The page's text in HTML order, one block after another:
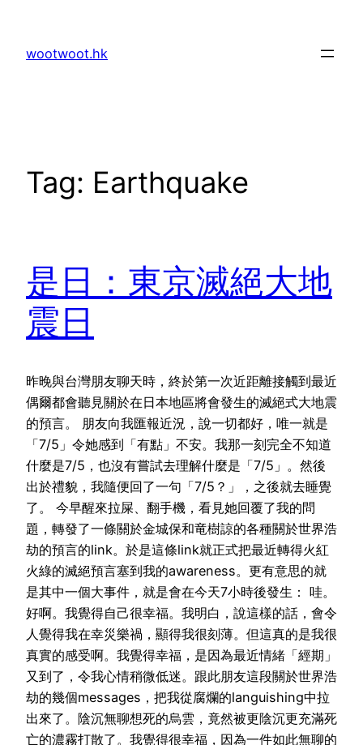
content
wootwoot.hk
Tag: Earthquake
是日：東京滅絕大地
震日
昨晚與台灣朋友聊天時，終於第一次近距離接觸到最近
偶爾都會聽見關於在日本地區將會發生的滅絕式大地震
的預言。 朋友向我匯報近況，說一切都好，唯一就是
「7/5」令她感到「有點」不安。我那一刻完全不知道
什麼是7/5，也沒有嘗試去理解什麼是「7/5」。然後
出於禮貌，我隨便回了一句「7/5？」，之後就去睡覺
了。 今早醒來拉屎、翻手機，看見她回覆了我的問
題，轉發了一條關於金城保和竜樹諒的各種關於世界浩
劫的預言的link。於是這條link就正式把最近轉得火紅
火綠的滅絕預言塞到我的awareness。更有意思的就
是其中一個大事件，就是會在今天7小時後發生： 哇。
好啊。我覺得自己很幸福。我明白，說這樣的話，會令
人覺得我在幸災樂禍，顯得我很刻薄。但這真的是我很
真實的感受啊。我覺得幸福，是因為最近情緒「經期」
又到了，令我心情稍微低迷。跟此朋友這段關於世界浩
劫的幾個messages，把我從腐爛的languishing中拉
出來了。陰沉無聊想死的烏雲，竟然被更陰沉更充滿死
亡的濃霧打散了。我覺得很幸福，因為一件如此無聊的